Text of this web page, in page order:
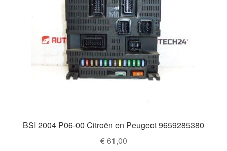
BSI 2004 P06-00 Citroën en Peugeot 9659285380
€61,00